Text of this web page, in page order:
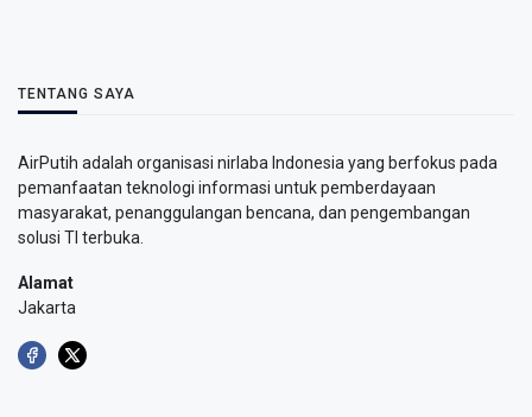
TENTANG SAYA
AirPutih adalah organisasi nirlaba Indonesia yang berfokus pada
pemanfaatan teknologi informasi untuk pemberdayaan
masyarakat, penanggulangan bencana, dan pengembangan
solusi TI terbuka.
Alamat
Jakarta